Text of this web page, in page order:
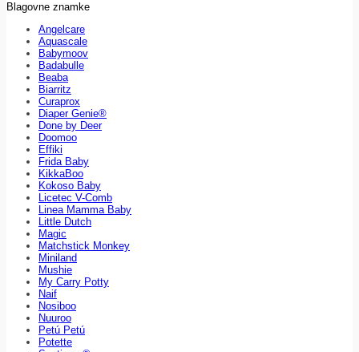
Blagovne znamke
Angelcare
Aquascale
Babymoov
Badabulle
Beaba
Biarritz
Curaprox
Diaper Genie®
Done by Deer
Doomoo
Effiki
Frida Baby
KikkaBoo
Kokoso Baby
Licetec V-Comb
Linea Mamma Baby
Little Dutch
Magic
Matchstick Monkey
Miniland
Mushie
My Carry Potty
Naif
Nosiboo
Nuuroo
Petú Petú
Potette